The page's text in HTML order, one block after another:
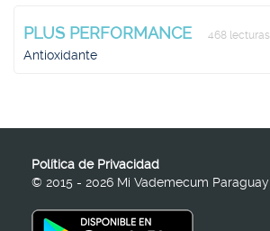
PLUS PERFORMANCE 468 lecturas
Antioxidante
Política de Privacidad
© 2015 - 2026 Mi Vademecum Paraguay